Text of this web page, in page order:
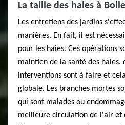
La taille des haies à
Les entretiens des jardins
manières. En fait, il est
pour les haies. Ces opérations
maintien de la santé des
interventions sont à faire et
globale. Les branches mortes
qui sont malades ou
meilleure circulation de l'air et